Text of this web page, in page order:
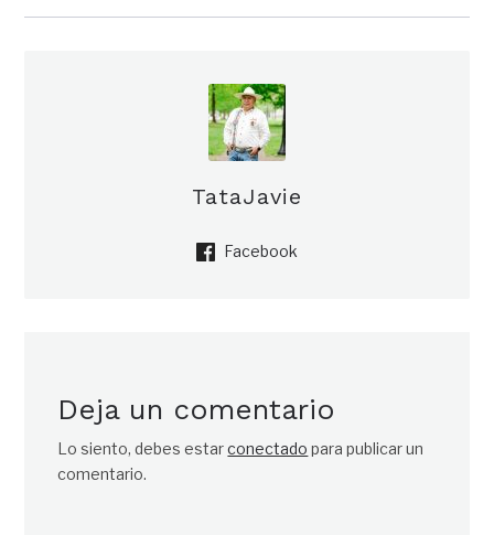
TataJavie
Facebook
Deja un comentario
Lo siento, debes estarconectado para publicar un
comentario.